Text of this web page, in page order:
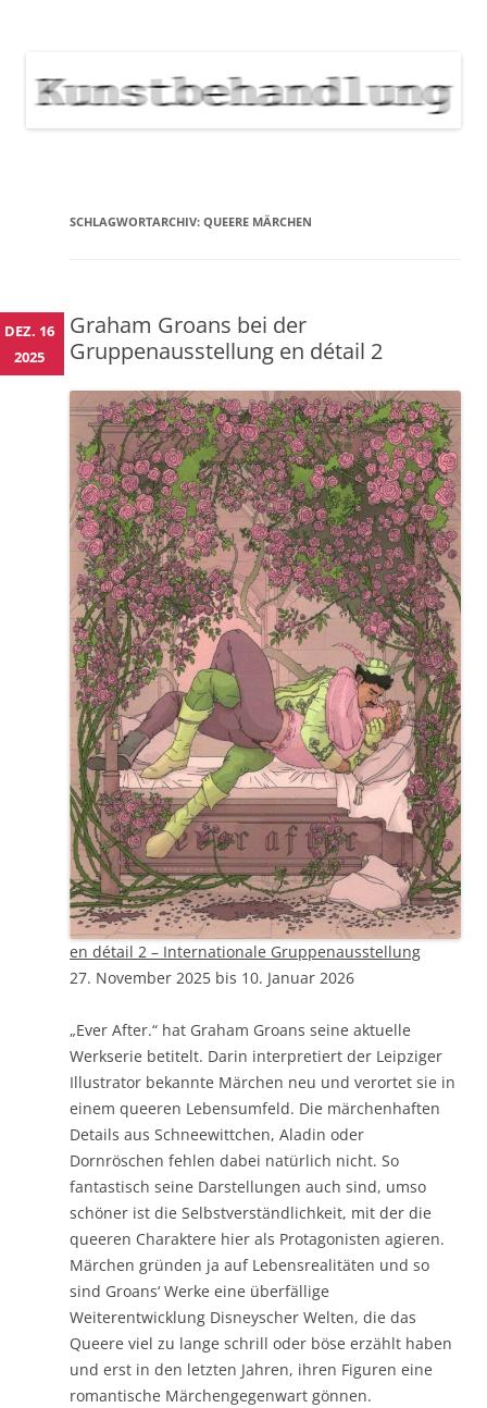
NEWS
SCHLAGWORTARCHIV: QUEERE MÄRCHEN
Graham Groans bei der
Gruppenausstellung en détail 2
en détail 2 – Internationale Gruppenausstellung
27. November 2025 bis 10. Januar 2026
„Ever After.“ hat Graham Groans seine aktuelle
Werkserie betitelt. Darin interpretiert der Leipziger
Illustrator bekannte Märchen neu und verortet sie in
einem queeren Lebensumfeld. Die märchenhaften
Details aus Schneewittchen, Aladin oder
Dornröschen fehlen dabei natürlich nicht. So
fantastisch seine Darstellungen auch sind, umso
schöner ist die Selbstverständlichkeit, mit der die
queeren Charaktere hier als Protagonisten agieren.
Märchen gründen ja auf Lebensrealitäten und so
sind Groans‘ Werke eine überfällige
Weiterentwicklung Disneyscher Welten, die das
Queere viel zu lange schrill oder böse erzählt haben
und erst in den letzten Jahren, ihren Figuren eine
romantische Märchengegenwart gönnen.
DEZ. 16
2025